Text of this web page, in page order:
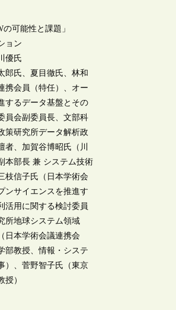
可能性と課題」
ョン
優氏
氏、夏目徹氏、林和
携会員（特任）、オー
するデータ基盤とその
員会副委員長、文部科
策研究所データ解析政
者、加賀谷博昭氏（川
本部長 兼 システム技術
枝信子氏（日本学術会
ンサイエンスを推進す
活用に関する検討委員
所地球システム領域
日本学術会議連携会
部教授、情報・システ
）、菅野智子氏（東京
授）